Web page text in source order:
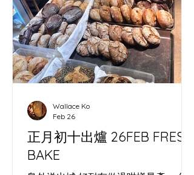
火，聽住世界各地藝術家講旅程，心入
面好清楚：無論係面糰定藝術，都需要
時間發酵，先有可能長出屬於自己嘅形
狀。 ​ As a Cheung Chau sourdough
baker, photographer and digital
marketer, I joined the Capybara Arts
Autocamper in Hong Kong’s
countryside. This independent
gathering i
正月初十出爐 26FEB FRESH
BAKE
Wallace Ko
Feb 26